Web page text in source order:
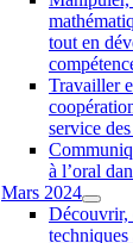
tout en
Travailler
service
à l’oral
Mars 2024
Découvrir,